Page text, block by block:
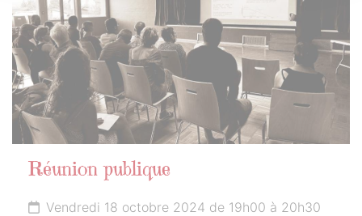
Réunion publique
Vendredi 18 octobre 2024 de 19h00 à 20h30